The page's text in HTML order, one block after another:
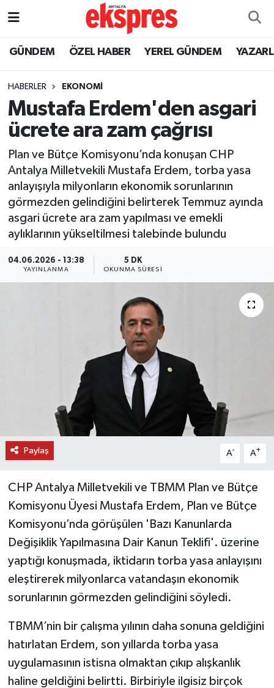
GÜNDEM ÖZEL HABER YEREL GÜNDEM
HABERLER EKONOMİ
Mustafa Erdem'den asgari
ücrete ara zam çağrısı
Plan ve Bütçe Komisyonu’nda konuşan CHP
Antalya Milletvekili Mustafa Erdem, torba yasa
anlayışıyla milyonların ekonomik sorunlarının
görmezden gelindiğini belirterek Temmuz ayında
asgari ücrete ara zam yapılması ve emekli
aylıklarının yükseltilmesi talebinde bulundu
04.06.2026 - 13:38
YAYINLANMA
5 DK
OKUNMA SÜRESI
Paylaş A- A+
CHP Antalya Milletvekili ve TBMM Plan ve Bütçe
Komisyonu Üyesi Mustafa Erdem, Plan ve Bütçe
Komisyonu’nda görüşülen 'Bazı Kanunlarda
Değişiklik Yapılmasına Dair Kanun Teklifi'. üzerine
yaptığı konuşmada, iktidarın torba yasa anlayışını
eleştirerek milyonlarca vatandaşın ekonomik
sorunlarının görmezden gelindiğini söyledi.
TBMM’nin bir çalışma yılının daha sonuna geldiğini
hatırlatan Erdem, son yıllarda torba yasa
uygulamasının istisna olmaktan çıkıp alışkanlık
haline geldiğini belirtti. Birbiriyle ilgisiz birçok
ÖZEL HABER
YEREL GÜNDEM
EKONOMİ
KÜLTÜR - SANAT
SPOR
SİYASET
SAĞLIK
RÖPORTAJ
VİDEO HABERLER
YAZARLAR
RESMİ İLAN
MAGAZİN
Nöbetçi Eczaneler
Trafik Durumu
Süper Lig Puan Durumu ve Fikstür
Tüm Manşetler
Son Dakika Haberleri
Haber Arşivi